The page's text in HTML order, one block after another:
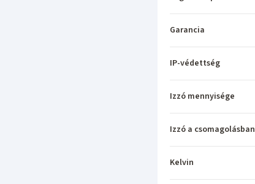
Garancia
IP-védettség
Izzó mennyisége
Izzó a csomagolásban
Kelvin